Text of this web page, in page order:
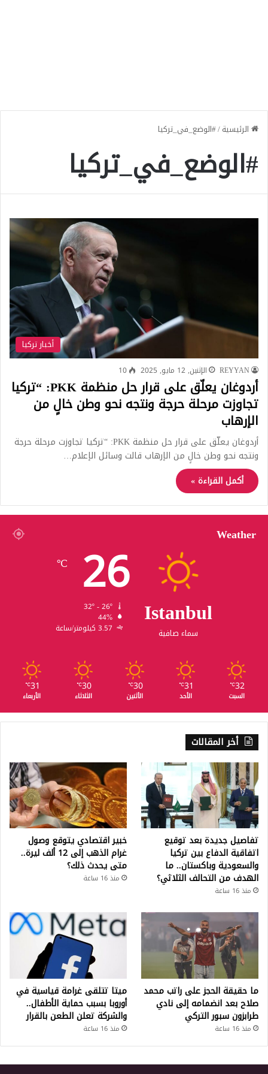
الرئيسية/#الوضع_في_تركيا
#الوضع_في_تركيا
أخبار تركيا
REYYAN الإثنين, 12 مايو, 2025 10
أردوغان يعلّق على قرار حل منظمة PKK: “تركيا
تجاوزت مرحلة حرجة ونتجه نحو وطن خالٍ من
الإرهاب
أردوغان يعلّق على قرار حل منظمة PKK: “تركيا تجاوزت مرحلة حرجة
ونتجه نحو وطن خالٍ من الإرهاب قالت وسائل الإعلام…
أكمل القراءة »
Weather
Istanbul
سماء صافية
26
℃
44%
3.57 كيلومتر/ساعة
32
℃
السبت
31
℃
الأحد
30
℃
الأثنين
30
℃
الثلاثاء
31
℃
الأربعاء
أخر المقالات
تفاصيل جديدة بعد توقيع
اتفاقية الدفاع بين تركيا
والسعودية وباكستان.. ما
الهدف من التحالف الثلاثي؟
منذ 16 ساعة
خبير اقتصادي يتوقع وصول
غرام الذهب إلى 12 ألف ليرة..
متى يحدث ذلك؟
منذ 16 ساعة
ما حقيقة الحجز على راتب محمد
صلاح بعد انضمامه إلى نادي
طرابزون سبور التركي
منذ 16 ساعة
ميتا تتلقى غرامة قياسية في
أوروبا بسبب حماية الأطفال..
والشركة تعلن الطعن بالقرار
منذ 16 ساعة